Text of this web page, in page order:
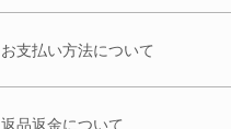
お支払い方法について
返品返金について